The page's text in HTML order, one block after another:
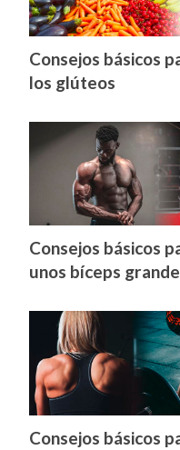
Consejos básicos
los glúteos
Consejos básicos
unos bíceps
Consejos básicos